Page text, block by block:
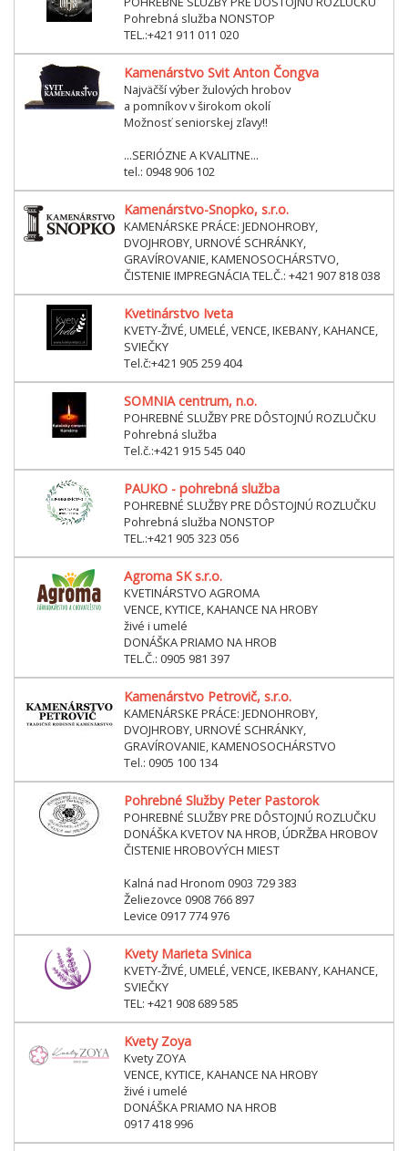
Pohrebná služba NONSTOP
TEL.:+421 911 011 020
Kamenárstvo Svit Anton Čongva
Najväčší výber žulových hrobov
a pomníkov v širokom okolí
Možnosť seniorskej zľavy!!
...SERIÓZNE A KVALITNE...
tel.: 0948 906 102
Kamenárstvo-Snopko, s.r.o.
KAMENÁRSKE PRÁCE: JEDNOHROBY,
DVOJHROBY, URNOVÉ SCHRÁNKY,
GRAVÍROVANIE, KAMENOSOCHÁRSTVO,
ČISTENIE IMPREGNÁCIA TEL.Č.: +421 907 818 038
Kvetinárstvo Iveta
KVETY-ŽIVÉ, UMELÉ, VENCE, IKEBANY, KAHANCE,
SVIEČKY
Tel.č:+421 905 259 404
SOMNIA centrum, n.o.
POHREBNÉ SLUŽBY PRE DÔSTOJNÚ ROZLUČKU
Pohrebná služba
Tel.č.:+421 915 545 040
PAUKO - pohrebná služba
POHREBNÉ SLUŽBY PRE DÔSTOJNÚ ROZLUČKU
Pohrebná služba NONSTOP
TEL.:+421 905 323 056
Agroma SK s.r.o.
KVETINÁRSTVO AGROMA
VENCE, KYTICE, KAHANCE NA HROBY
živé i umelé
DONÁŠKA PRIAMO NA HROB
TEL.Č.: 0905 981 397
Kamenárstvo Petrovič, s.r.o.
KAMENÁRSKE PRÁCE: JEDNOHROBY,
DVOJHROBY, URNOVÉ SCHRÁNKY,
GRAVÍROVANIE, KAMENOSOCHÁRSTVO
Tel.: 0905 100 134
Pohrebné Služby Peter Pastorok
POHREBNÉ SLUŽBY PRE DÔSTOJNÚ ROZLUČKU
DONÁŠKA KVETOV NA HROB, ÚDRŽBA HROBOV
ČISTENIE HROBOVÝCH MIEST
Kalná nad Hronom 0903 729 383
Želiezovce 0908 766 897
Levice 0917 774 976
Kvety Marieta Svinica
KVETY-ŽIVÉ, UMELÉ, VENCE, IKEBANY, KAHANCE,
SVIEČKY
TEL: +421 908 689 585
Kvety Zoya
Kvety ZOYA
VENCE, KYTICE, KAHANCE NA HROBY
živé i umelé
DONÁŠKA PRIAMO NA HROB
0917 418 996